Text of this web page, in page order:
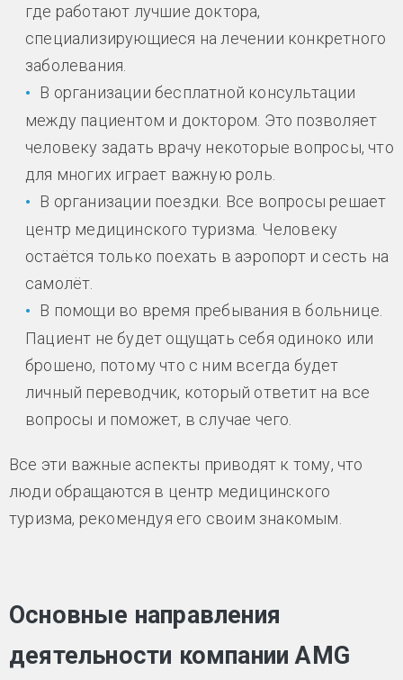
где работают лучшие доктора,
специализирующиеся на лечении конкретного
заболевания.
В организации бесплатной консультации
между пациентом и доктором. Это позволяет
человеку задать врачу некоторые вопросы, что
для многих играет важную роль.
В организации поездки. Все вопросы решает
центр медицинского туризма. Человеку
остаётся только поехать в аэропорт и сесть на
самолёт.
В помощи во время пребывания в больнице.
Пациент не будет ощущать себя одиноко или
брошено, потому что с ним всегда будет
личный переводчик, который ответит на все
вопросы и поможет, в случае чего.
Все эти важные аспекты приводят к тому, что
люди обращаются в центр медицинского
туризма, рекомендуя его своим знакомым.
Основные направления
деятельности компании AMG